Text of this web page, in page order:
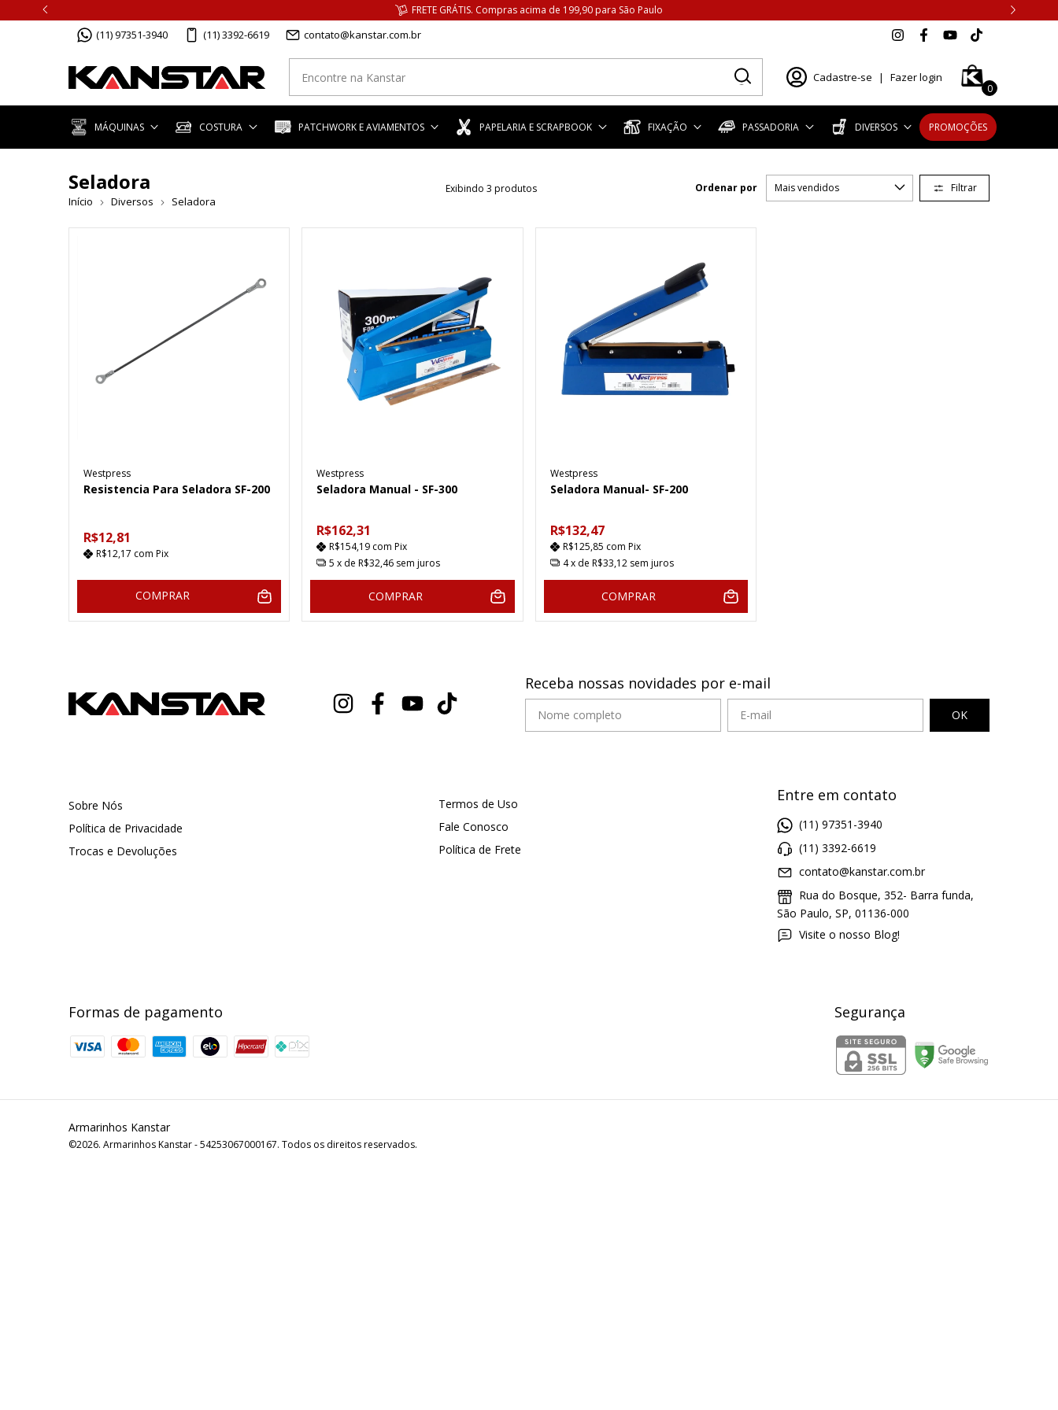
FRETE GRÁTIS. Compras acima de 199,90 para São Paulo
(11) 97351-3940 (11) 3392-6619 contato@kanstar.com.br
Cadastre-se | Fazer login
0
MÁQUINAS COSTURA PATCHWORK E AVIAMENTOS PAPELARIA E SCRAPBOOK FIXAÇÃO PASSADORIA DIVERSOS PROMOÇÕES
Seladora
Início Diversos Seladora
Exibindo 3 produtos Ordenar por Filtrar
Westpress
Resistencia Para Seladora SF-200
R$12,81
R$12,17 com Pix
COMPRAR
Westpress
Seladora Manual - SF-300
R$162,31
R$154,19 com Pix
5 x deR$32,46 sem juros
COMPRAR
Westpress
Seladora Manual- SF-200
R$132,47
R$125,85 com Pix
4 x de R$33,12 sem juros
COMPRAR
Receba nossas novidades por e-mail
Sobre Nós
Política de Privacidade
Trocas e Devoluções
Termos de Uso
Fale Conosco
Política de Frete
Entre em contato
(11) 97351-3940
(11) 3392-6619
contato@kanstar.com.br
Rua do Bosque, 352- Barra funda,
São Paulo, SP, 01136-000
Visite o nosso Blog!
Formas de pagamento Segurança
Armarinhos Kanstar
©2026. Armarinhos Kanstar - 54253067000167. Todos os direitos reservados.